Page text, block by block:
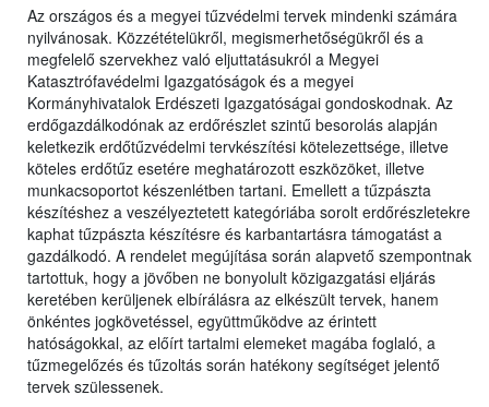
Az országos és a megyei tűzvédelmi tervek mindenki számára
nyilvánosak. Közzétételükről, megismerhetőségükről és a
megfelelő szervekhez való eljuttatásukról a Megyei
Katasztrófavédelmi Igazgatóságok és a megyei
Kormányhivatalok Erdészeti Igazgatóságai gondoskodnak. Az
erdőgazdálkodónak az erdőrészlet szintű besorolás alapján
keletkezik erdőtűzvédelmi tervkészítési kötelezettsége, illetve
köteles erdőtűz esetére meghatározott eszközöket, illetve
munkacsoportot készenlétben tartani. Emellett a tűzpászta
készítéshez a veszélyeztetett kategóriába sorolt erdőrészletekre
kaphat tűzpászta készítésre és karbantartásra támogatást a
gazdálkodó. A rendelet megújítása során alapvető szempontnak
tartottuk, hogy a jövőben ne bonyolult közigazgatási eljárás
keretében kerüljenek elbírálásra az elkészült tervek, hanem
önkéntes jogkövetéssel, együttműködve az érintett
hatóságokkal, az előírt tartalmi elemeket magába foglaló, a
tűzmegelőzés és tűzoltás során hatékony segítséget jelentő
tervek szülessenek.